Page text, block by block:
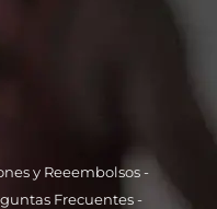
y Reeembolsos -
Frecuentes-